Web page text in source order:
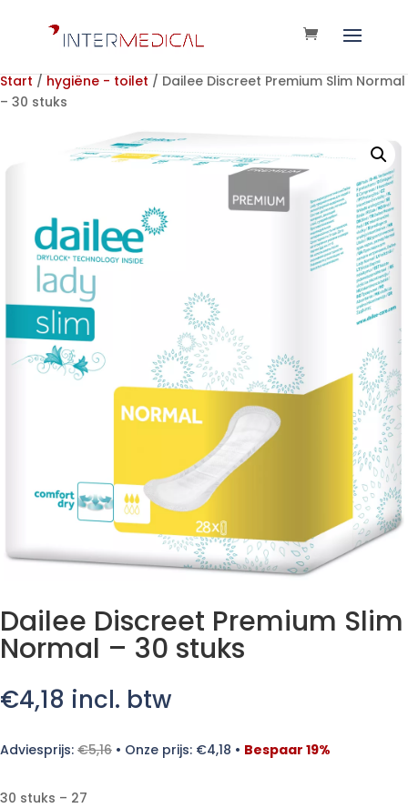
Start / hygiëne - toilet / Dailee Discreet Premium Slim Normal
– 30 stuks
Dailee Discreet Premium Slim
Normal – 30 stuks
€4,18 incl. btw
Adviesprijs: €5,16 • Onze prijs: €4,18 • Bespaar 19%
30 stuks – 27